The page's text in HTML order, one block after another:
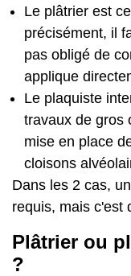
Le plâtrier est
précisément, il
pas obligé de
applique
Le plaquiste
travaux de gros
mise en place
cloisons
Dans les 2 cas,
requis, mais c'est
Plâtrier ou
?